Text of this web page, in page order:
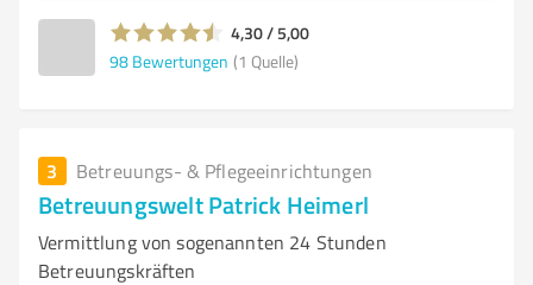
4,30 / 5,00
98 Bewertungen (1 Quelle)
3 Betreuungs- & Pflegeeinrichtungen
Betreuungswelt Patrick Heimerl
Vermittlung von sogenannten 24 Stunden
Betreuungskräften